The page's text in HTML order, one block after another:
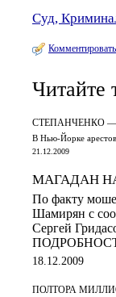
Суд,
Комментировать
Читайте
СТЕПАНЧЕНКО
В Нью-Йорке
21.12.2009
МАГАДАН
По факту
Шамирян с
Сергей
18.12.2009
ПОЛТОРА